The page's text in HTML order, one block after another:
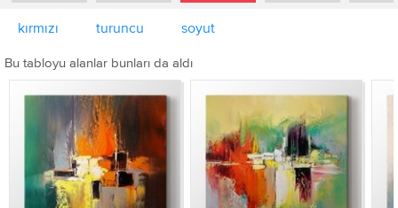
kırmızı turuncu soyut
Bu tabloyu alanlar bunları da aldı